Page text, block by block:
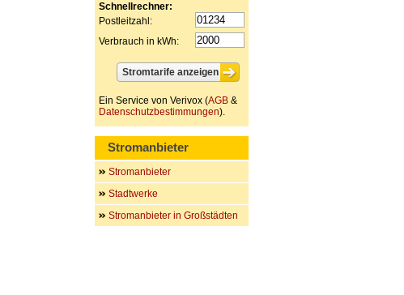
Schnellrechner:
Postleitzahl:
Verbrauch in kWh:
Ein Service von Verivox (AGB &
Datenschutzbestimmungen).
Stromanbieter
Stromanbieter
Stadtwerke
Stromanbieter in Großstädten